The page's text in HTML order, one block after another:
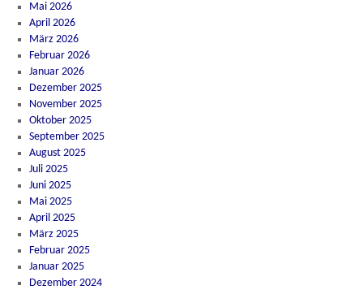
Mai 2026
April 2026
März 2026
Februar 2026
Januar 2026
Dezember 2025
November 2025
Oktober 2025
September 2025
August 2025
Juli 2025
Juni 2025
Mai 2025
April 2025
März 2025
Februar 2025
Januar 2025
Dezember 2024